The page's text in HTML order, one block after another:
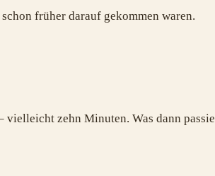
früher darauf gekommen waren.
zehn Minuten. Was dann